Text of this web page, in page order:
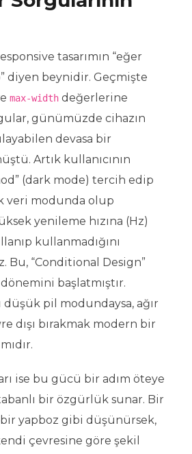
tasarımın “eğer
diyen beynidir. Geçmişte
max-width değerlerine
günümüzde cihazın
devasa bir
Artık kullanıcının
(dark mode) tercih edip
veri modunda olup
yenileme hızına (Hz)
kullanmadığını
Bu, “Conditional Design”
başlatmıştır.
düşük pil modundaysa, ağır
dışı bırakmak modern bir
ise bu gücü bir adım öteye
bir özgürlük sunar. Bir
bir yapboz gibi düşünürsek,
çevresine göre şekil